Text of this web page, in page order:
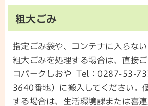
粗大ごみ
指定ごみ袋や、コンテナに入らな
粗大ごみを処理する場合は、直接
コパークしおや Tel：0287-53-
3640番地）に搬入してください。
する場合は、生活環境課または喜